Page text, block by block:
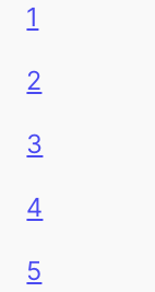
1
2
3
4
5